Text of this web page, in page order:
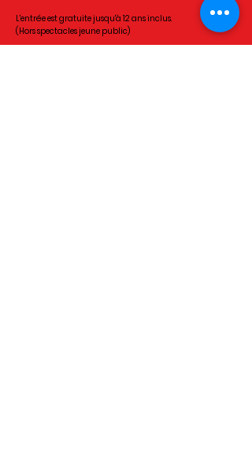
L'entrée est gratuite jusqu'à 12 ans inclus.
(Hors spectacles jeune public)